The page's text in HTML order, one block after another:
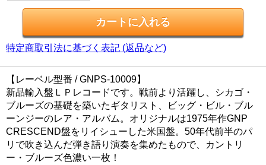
特定商取引法に基づく表記 (返品など)
【レーベル型番 / GNPS-10009】
新品輸入盤ＬＰレコードです。戦前より活躍し、シカゴ・
ブルーズの基礎を築いたギタリスト、ビッグ・ビル・ブル
ーンジーのレア・アルバム。オリジナルは1975年作GNP
CRESCEND盤をリイシューした米国盤。50年代前半のパ
リで吹き込んだ弾き語り演奏を集めたもので、カントリ
ー・ブルーズ色濃い一枚！